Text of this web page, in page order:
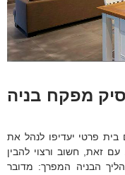
מפקח בניה
פרטי יעדיפו לנהל את
זאת, חשוב ורצוי להבין
הבניה המפרך: מדובר